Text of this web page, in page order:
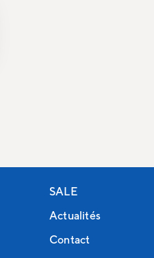
SALE
Actualités
Contact